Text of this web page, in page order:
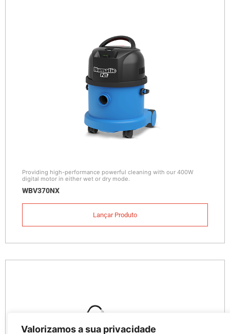
Valorizamos a sua privacidade
Providing high-performance powerful cleaning with our 400W
digital motor in either wet or dry mode.
WBV370NX
Lançar Produto